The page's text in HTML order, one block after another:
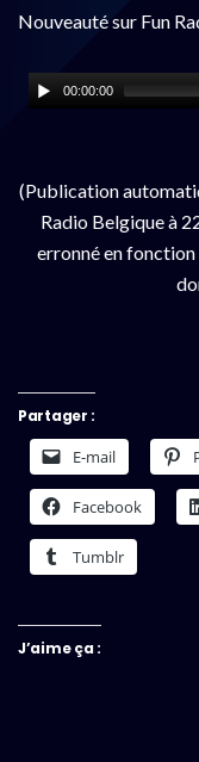
Nouveauté sur Fun
00:00:00
(Publication
Radio Belgique à
erronné en fonction
Partager :
E-mail
Facebook
Tumblr
J’aime ça :